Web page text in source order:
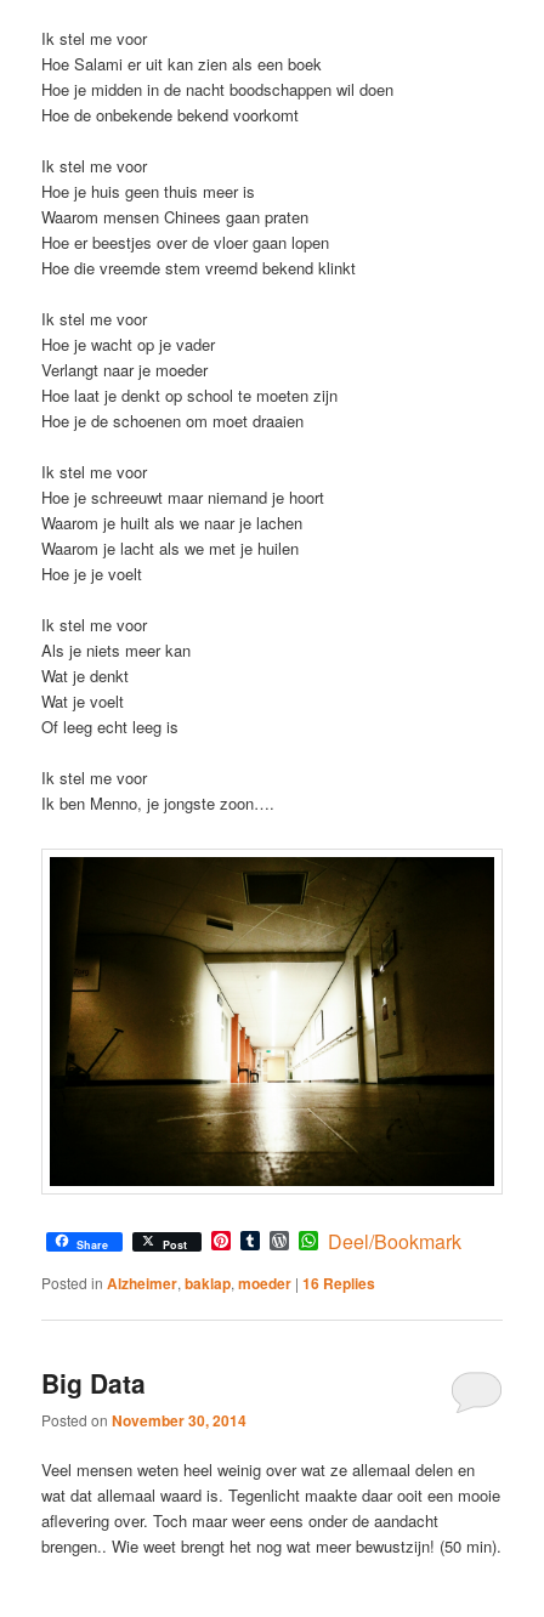
Ik stel me voor
Hoe Salami er uit kan zien als een boek
Hoe je midden in de nacht boodschappen wil doen
Hoe de onbekende bekend voorkomt
Ik stel me voor
Hoe je huis geen thuis meer is
Waarom mensen Chinees gaan praten
Hoe er beestjes over de vloer gaan lopen
Hoe die vreemde stem vreemd bekend klinkt
Ik stel me voor
Hoe je wacht op je vader
Verlangt naar je moeder
Hoe laat je denkt op school te moeten zijn
Hoe je de schoenen om moet draaien
Ik stel me voor
Hoe je schreeuwt maar niemand je hoort
Waarom je huilt als we naar je lachen
Waarom je lacht als we met je huilen
Hoe je je voelt
Ik stel me voor
Als je niets meer kan
Wat je denkt
Wat je voelt
Of leeg echt leeg is
Ik stel me voor
Ik ben Menno, je jongste zoon….
Share Post Pinterest
TumblrWordPress
WhatsApp
Deel/Bookmark
Posted in Alzheimer,baklap,moeder |16 Replies
Big Data
Posted onNovember 30, 2014
Veel mensen weten heel weinig over wat ze allemaal delen en
wat dat allemaal waard is. Tegenlicht maakte daar ooit een mooie
aflevering over. Toch maar weer eens onder de aandacht
brengen.. Wie weet brengt het nog wat meer bewustzijn! (50 min).